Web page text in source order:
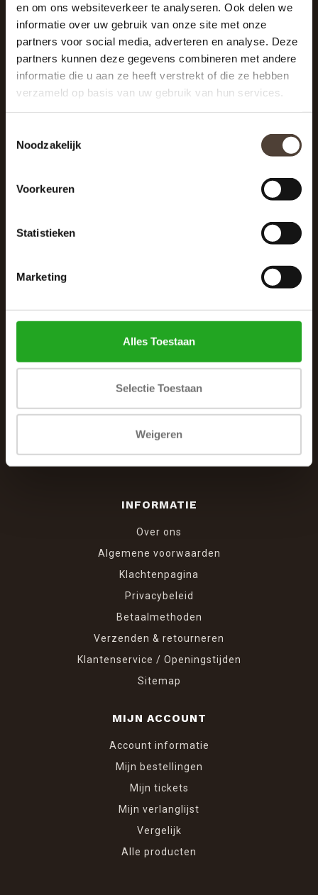
en om ons websiteverkeer te analyseren. Ook delen we
informatie over uw gebruik van onze site met onze
partners voor social media, adverteren en analyse. Deze
partners kunnen deze gegevens combineren met andere
informatie die u aan ze heeft verstrekt of die ze hebben
verzameld op basis van uw gebruik van hun services.
Noodzakelijk
Voorkeuren
Statistieken
Marketing
Alles Toestaan
Selectie Toestaan
Weigeren
SCHRIJF JE IN VOOR DE NIEUWSBRIEF
And stay up to date with our latest offers
5625 AG Eindhoven
INFORMATIE
Over ons
Algemene voorwaarden
Klachtenpagina
Privacybeleid
Betaalmethoden
Verzenden & retourneren
Klantenservice / Openingstijden
Sitemap
MIJN ACCOUNT
Account informatie
Mijn bestellingen
Mijn tickets
Mijn verlanglijst
Vergelijk
Alle producten